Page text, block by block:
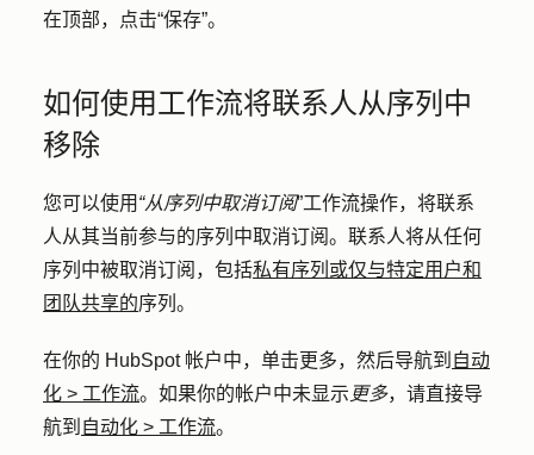
在顶部，点击“保存”。
如何使用工作流将联系人从序列中
移除
您可以使用 “从序列中取消订阅”工作流操作，将联系
人从其当前参与的序列中取消订阅。联系人将从任何
序列中被取消订阅，包括私有序列或仅与特定用户和
团队共享的序列。
在你的 HubSpot 帐户中，单击更多，然后导航到 自动
化 > 工作流。如果你的帐户中未显示 更多，请直接导
航到 自动化 > 工作流。